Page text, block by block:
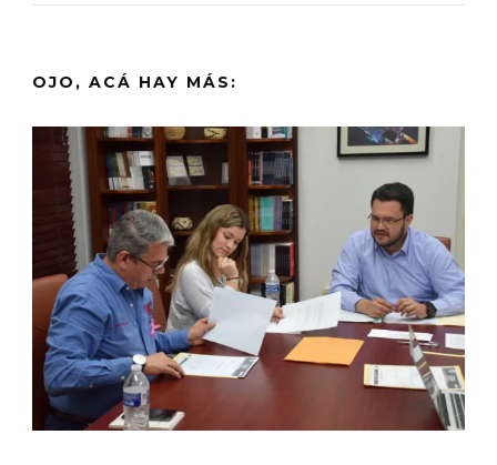
OJO, ACÁ HAY MÁS: